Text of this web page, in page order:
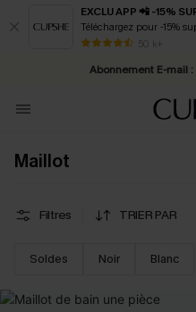
EXCLU APP 📲 -15%
Téléchargez pour -15%
50 k+
* Livraison éclair
Abonnement E-mail
Maillot
Filtres TRIER PAR
Soldes Noir Blanc